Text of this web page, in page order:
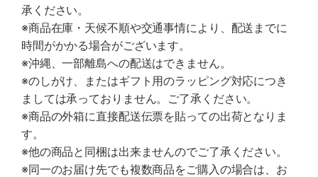
承ください。
※商品在庫・天候不順や交通事情により、配送までに
時間がかかる場合がございます。
※沖縄、一部離島への配送はできません。
※のしがけ、またはギフト用のラッピング対応につき
ましては承っておりません。ご了承ください。
※商品の外箱に直接配送伝票を貼っての出荷となりま
す。
※他の商品と同梱は出来ませんのでご了承ください。
※同一のお届け先でも複数商品をご購入の場合は、お